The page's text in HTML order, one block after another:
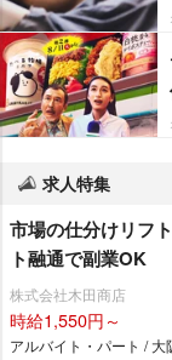
求人特集
市場の仕分けリフ
ト融通で副業OK
株式会社木田商店
時給1,550円～
アルバイト・パート / 大